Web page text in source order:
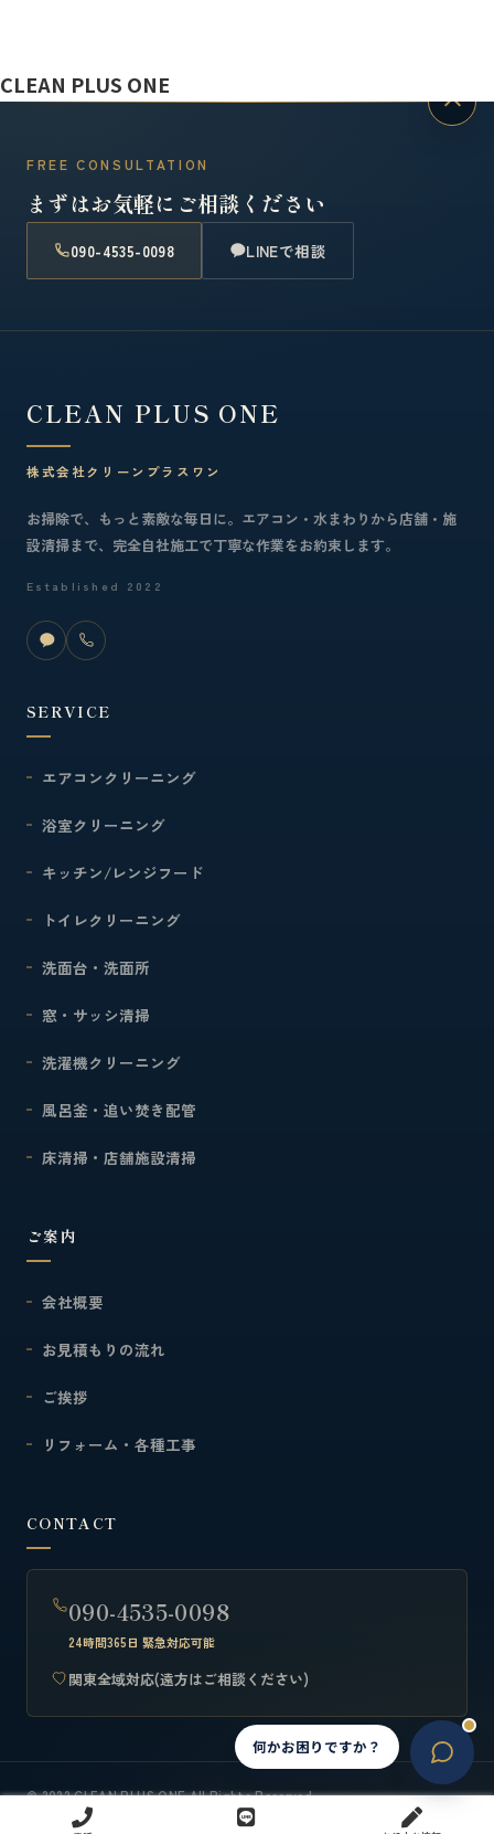
何かお困りですか？
CLEAN PLUS ONE
FREE CONSULTATION
まずはお気軽にご相談ください
090-4535-0098 LINEで相談
CLEAN PLUS ONE
株式会社クリーンプラスワン
お掃除で、もっと素敵な毎日に。エアコン・水まわりから店舗・施
設清掃まで、完全自社施工で丁寧な作業をお約束します。
Established 2022
SERVICE
エアコンクリーニング
浴室クリーニング
キッチン/レンジフード
トイレクリーニング
洗面台・洗面所
窓・サッシ清掃
洗濯機クリーニング
風呂釜・追い焚き配管
床清掃・店舗施設清掃
ご案内
会社概要
お見積もりの流れ
ご挨拶
リフォーム・各種工事
CONTACT
090-4535-0098
24時間365日 緊急対応可能
関東全域対応(遠方はご相談ください)
© 2022 CLEAN PLUS ONE All Rights Reserved.
会社概要ご利用の流れ・注意事項 お問い合わせ